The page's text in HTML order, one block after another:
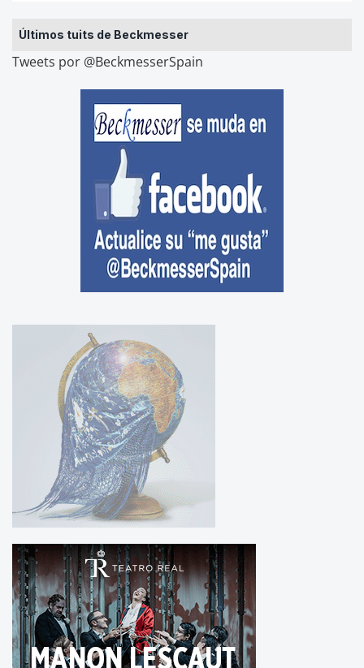
Últimos tuits de Beckmesser
Tweets por @BeckmesserSpain